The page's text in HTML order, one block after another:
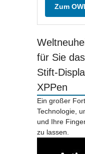
Zum
für Sie
Stift-
XPPen
Ein großer
Technologie,
und Ihre
zu lassen.